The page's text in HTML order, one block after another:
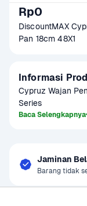
Rp0
DiscountMAX
Pan 18cm 48X1
Informasi
Cypruz Wajan
Series
Baca Selengkapnya
Jaminan
Barang tidak